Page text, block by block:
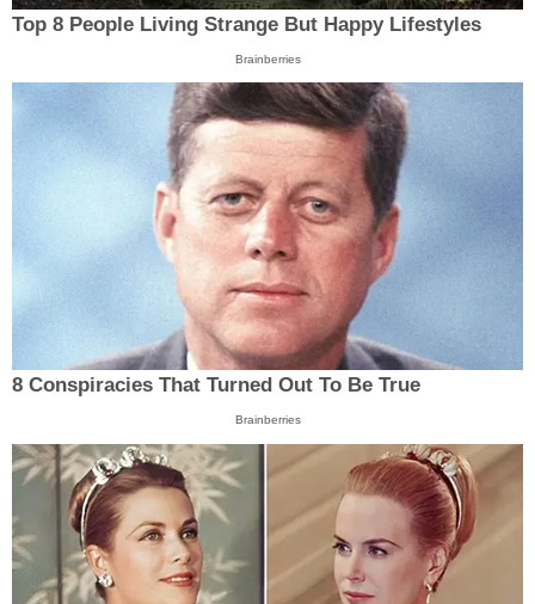
Top 8 People Living Strange But Happy Lifestyles
Brainberries
8 Conspiracies That Turned Out To Be True
Brainberries